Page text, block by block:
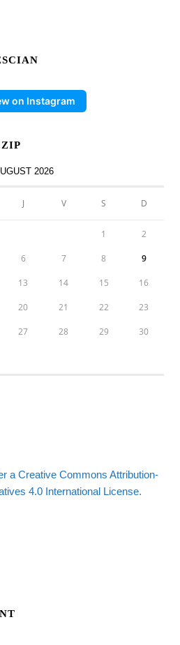
on Instagram
2026
J V S D
1 2
6 7 8 9
13 14 15 16
20 21 22 23
27 28 29 30
a Creative Commons Attribution-
4.0 International License.